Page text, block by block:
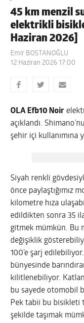
45 km menzil
elektrikli
Haziran 2026]
Emir BOSTANOĞLU
12 Haziran 2026 17:00
OLA Efb10 Noir
açıklandı.
şehir içi kullanımına
Siyah renkli
önce paylaştığımız
kilometre hıza
edildikten sonra 35
gitmek mümkün. Bu
değişiklik
100’e şarj
bünyesinde
kilitlenebiliyor.
bu sayede otomobil
Pek tabii bu bisikleti
şekilde taşımak